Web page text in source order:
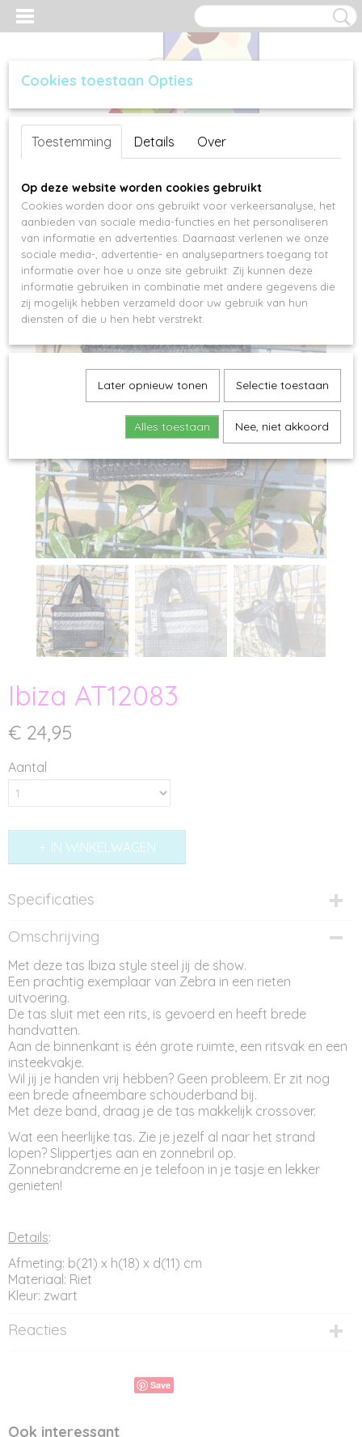
Inloggen Registreren
Ibiza AT12083
€ 24,95
Aantal
IN WINKELWAGEN
Specificaties
Productcode
AT12083
Afmetingen (l,b,h)
21 x 11 x 18 cm
Omschrijving
Met deze tas Ibiza style steel jij de show.
Een prachtig exemplaar van Zebra in een rieten
uitvoering.
De tas sluit met een rits, is gevoerd en heeft brede
handvatten.
Aan de binnenkant is één grote ruimte, een ritsvak en een
insteekvakje.
Wil jij je handen vrij hebben? Geen probleem. Er zit nog
een brede afneembare schouderband bij.
Met deze band, draag je de tas makkelijk crossover.
Wat een heerlijke tas. Zie je jezelf al naar het strand
lopen? Slippertjes aan en zonnebril op.
Zonnebrandcreme en je telefoon in je tasje en lekker
genieten!
Details:
Afmeting: b(21) x h(18) x d(11) cm
Materiaal: Riet
Kleur: zwart
Reacties
Save
Ook interessant
Cookies toestaan Opties
Toestemming Details Over
Op deze website worden cookies gebruikt
Cookies worden door ons gebruikt voor verkeersanalyse, het
aanbieden van sociale media-functies en het personaliseren
van informatie en advertenties. Daarnaast verlenen we onze
sociale media-, advertentie- en analysepartners toegang tot
informatie over hoe u onze site gebruikt. Zij kunnen deze
informatie gebruiken in combinatie met andere gegevens die
zij mogelijk hebben verzameld door uw gebruik van hun
diensten of die u hen hebt verstrekt.
Later opnieuw tonen Selectie toestaan
Alles toestaan Nee, niet akkoord